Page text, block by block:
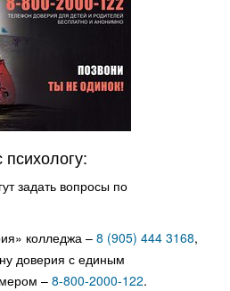
задать вопросы по
колледжа – 8 (905) 444 3168,
доверия с единым
– 8-800-2000-122.